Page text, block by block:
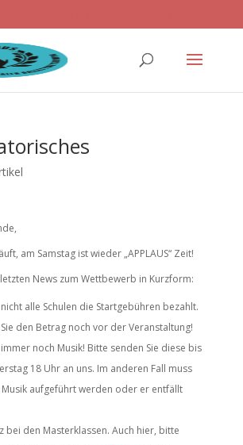
am Samstag ist wieder „APPLAUS“ Zeit!
News zum Wettbewerb in Kurzform:
alle Schulen die Startgebühren bezahlt.
den Betrag noch vor der Veranstaltung!
noch Musik! Bitte senden Sie diese bis
18 Uhr an uns. Im anderen Fall muss
aufgeführt werden oder er entfällt
bei den Masterklassen. Auch hier, bitte